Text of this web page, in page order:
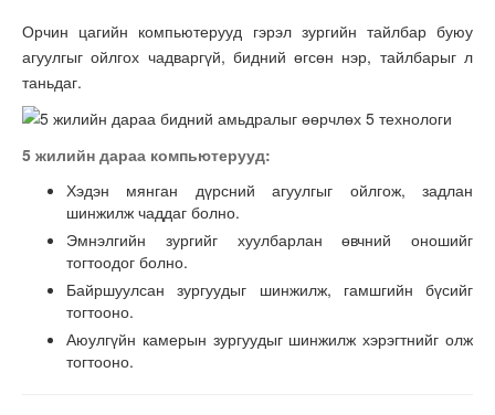
Орчин цагийн компьютерууд гэрэл зургийн тайлбар буюу
агуулгыг ойлгох чадваргүй, бидний өгсөн нэр, тайлбарыг л
таньдаг.
5 жилийн дараа компьютерууд:
Хэдэн мянган дүрсний агуулгыг ойлгож, задлан
шинжилж чаддаг болно.
Эмнэлгийн зургийг хуулбарлан өвчний оношийг
тогтоодог болно.
Байршуулсан зургуудыг шинжилж, гамшгийн бүсийг
тогтооно.
Аюулгүйн камерын зургуудыг шинжилж хэрэгтнийг олж
тогтооно.